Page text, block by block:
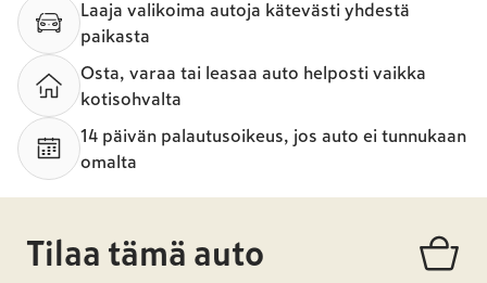
Laaja valikoima autoja kätevästi yhdestä
paikasta
Osta, varaa tai leasaa auto helposti vaikka
kotisohvalta
14 päivän palautusoikeus, jos auto ei tunnukaan
omalta
Tilaa tämä auto